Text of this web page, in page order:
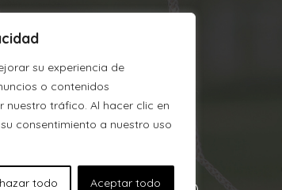
su experiencia de
o contenidos
nuestro tráfico. Al hacer clic en
consentimiento a nuestro uso
todo Aceptar todo
Barandiaran, s/n